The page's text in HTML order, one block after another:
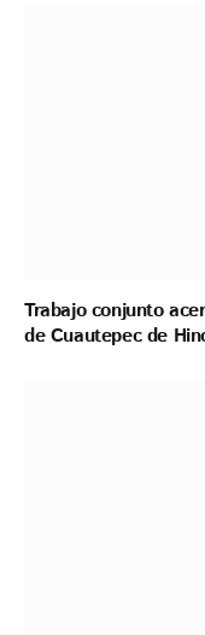
Trabajo conjunto
de Cuautepec de